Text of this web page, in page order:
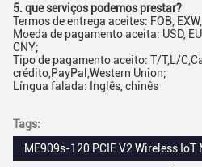
5. que serviços podemos prestar?
Termos de entrega aceites: FOB,
Moeda de pagamento aceita: USD,
CNY;
Tipo de pagamento aceito: T/T,L/
crédito,PayPal,Western Union;
Língua falada: Inglês, chinês
Tags:
ME909s-120 PCIE V2 Wireless IoT